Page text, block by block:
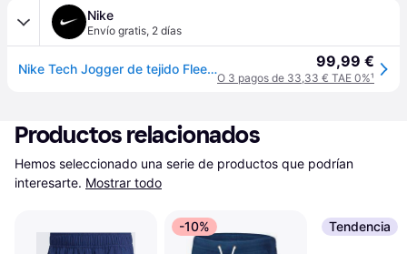
Nike
Envío gratis, 2 días
Nike Tech Jogger de tejido Fleece - Hombre - Azul - S 99,99 €
O 3 pagos de 33,33 € TAE 0%¹
Productos relacionados
Hemos seleccionado una serie de productos que podrían
interesarte. Mostrar todo
-10% Tendencia